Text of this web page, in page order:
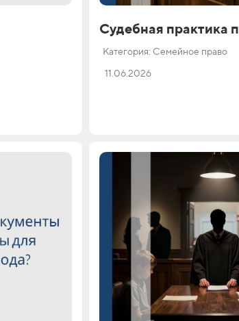
Судебная практика
Категория: Семейное право
11.06.2026